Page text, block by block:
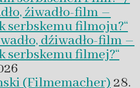
źiwadło-film –
serbskemu filmoju?“
dźiwadło-film –
serbskemu filmej?“
(Filmemacher)28.